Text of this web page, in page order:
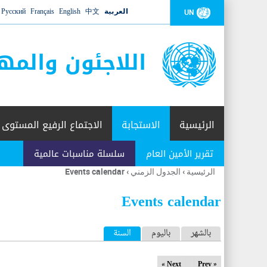
UN العربية 中文
English
Français
Русский
اللاجئون
الرئيسية الاستجابة
تقرير الأمين العام سلسلة مناسبات عالمية
الاجتماع الرفيع المستوى
أنت
هنا
الرئيسية › الجدول الزمني ›
Events calendar
Events calendar
ا
ل
بالشهر باليوم السنة (علامة التبويب النشطة)